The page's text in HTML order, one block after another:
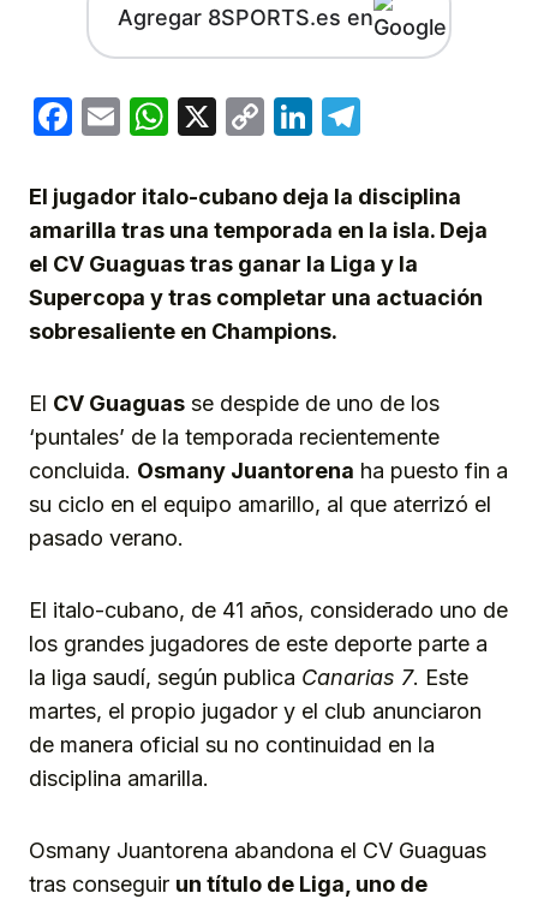
Agregar 8SPORTS.es en
Facebook
EmailWhatsApp
X
CopyLinkedIn
El jugador italo-cubano deja la disciplina
amarilla tras una temporada en la isla. Deja
el CV Guaguas tras ganar la Liga y la
Supercopa y tras completar una actuación
sobresaliente en Champions.
El CV Guaguas se despide de uno de los
‘puntales’ de la temporada recientemente
concluida. Osmany Juantorena ha puesto fin a
su ciclo en el equipo amarillo, al que aterrizó el
pasado verano.
El italo-cubano, de 41 años, considerado uno de
los grandes jugadores de este deporte parte a
la liga saudí, según publica Canarias 7. Este
martes, el propio jugador y el club anunciaron
de manera oficial su no continuidad en la
disciplina amarilla.
Osmany Juantorena abandona el CV Guaguas
tras conseguir un título de Liga, uno de